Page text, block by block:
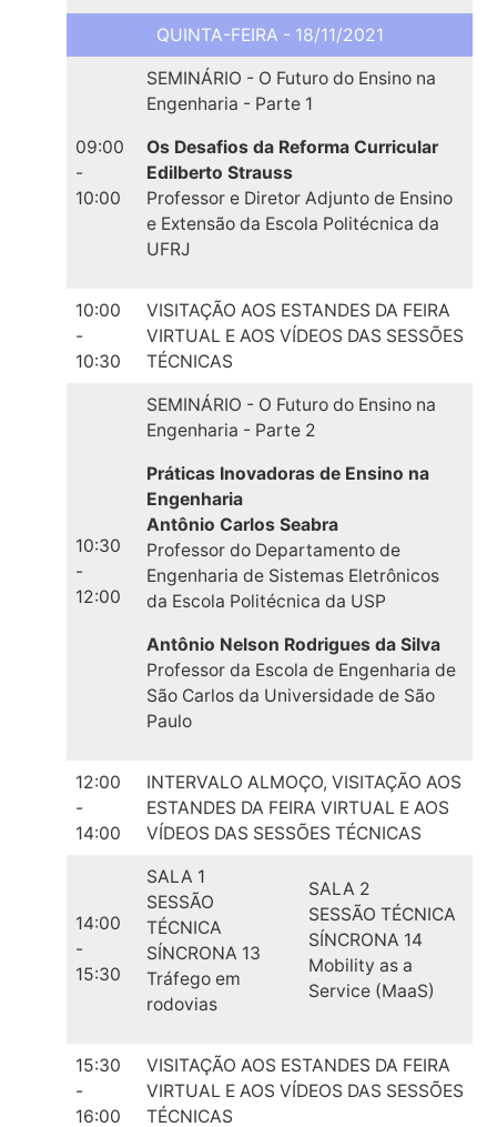
QUINTA-FEIRA - 18/11/2021
09:00
-
10:00
SEMINÁRIO - O Futuro do Ensino na
Engenharia - Parte 1
Os Desafios da Reforma Curricular
Edilberto Strauss
Professor e Diretor Adjunto de Ensino
e Extensão da Escola Politécnica da
UFRJ
10:00
-
10:30
VISITAÇÃO AOS ESTANDES DA FEIRA
VIRTUAL E AOS VÍDEOS DAS SESSÕES
TÉCNICAS
10:30
-
12:00
SEMINÁRIO - O Futuro do Ensino na
Engenharia - Parte 2
Práticas Inovadoras de Ensino na
Engenharia
Antônio Carlos Seabra
Professor do Departamento de
Engenharia de Sistemas Eletrônicos
da Escola Politécnica da USP
Antônio Nelson Rodrigues da Silva
Professor da Escola de Engenharia de
São Carlos da Universidade de São
Paulo
12:00
-
14:00
INTERVALO ALMOÇO, VISITAÇÃO AOS
ESTANDES DA FEIRA VIRTUAL E AOS
VÍDEOS DAS SESSÕES TÉCNICAS
14:00
-
15:30
SALA 1
SESSÃO
TÉCNICA
SÍNCRONA 13
Tráfego em
rodovias
SALA 2
SESSÃO TÉCNICA
SÍNCRONA 14
Mobility as a
Service (MaaS)
15:30
-
16:00
VISITAÇÃO AOS ESTANDES DA FEIRA
VIRTUAL E AOS VÍDEOS DAS SESSÕES
TÉCNICAS